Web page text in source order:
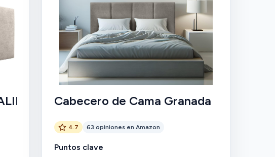
Cabecero de Cama Granada
4.7 63 opiniones en Amazon
Puntos clave